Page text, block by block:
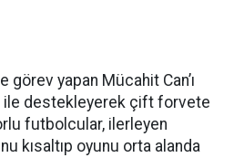
görev yapan Mücahit Can’ı
ile destekleyerek çift forvete
futbolcular, ilerleyen
kısaltıp oyunu orta alanda